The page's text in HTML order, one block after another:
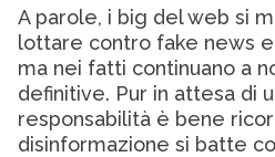
A parole, i big del web si
lottare contro fake news
ma nei fatti continuano a
definitive. Pur in attesa di
responsabilità è bene
disinformazione si batte